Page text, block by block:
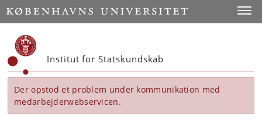
Start
Institut for Statskundskab
Der opstod et problem under kommunikation med
medarbejderwebservicen.